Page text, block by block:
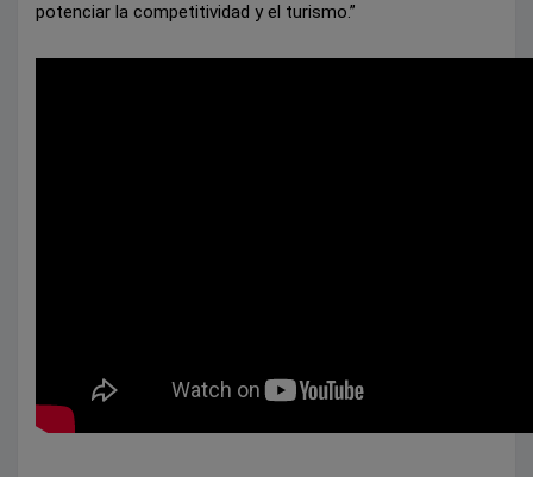
potenciar la competitividad y el turismo.”